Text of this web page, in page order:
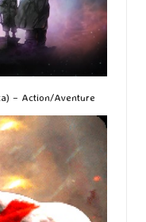
– Action/Aventure